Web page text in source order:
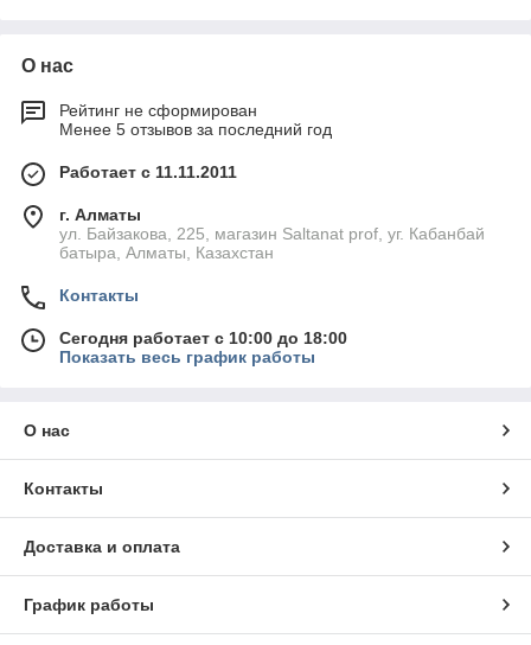
О нас
Рейтинг не сформирован
Менее 5 отзывов за последний год
Работает с 11.11.2011
г. Алматы
ул. Байзакова, 225, магазин Saltanat prof, уг. Кабанбай
батыра, Алматы, Казахстан
Контакты
Сегодня работает с 10:00 до 18:00
Показать весь график работы
О нас
Контакты
Доставка и оплата
График работы